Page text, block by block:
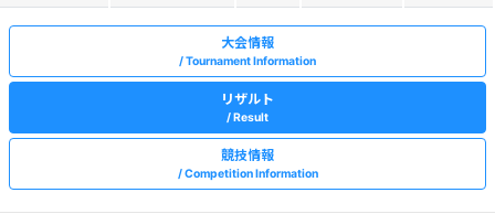
大会情報
Tournament Information
リザルト
Result
競技情報
Competition Information